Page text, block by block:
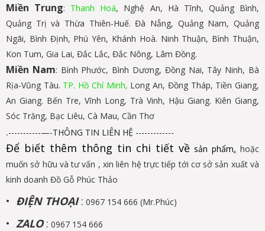
Miền Trung: Thanh Hoá, Nghệ An, Hà Tĩnh, Quảng Bình,
Quảng Trị và Thừa Thiên-Huế. Đà Nẵng, Quảng Nam, Quảng
Ngãi, Bình Định, Phú Yên, Khánh Hoà. Ninh Thuận, Bình Thuận,
Kon Tum, Gia Lai, Đắc Lắc, Đắc Nông, Lâm Đồng.
Miền Nam: Bình Phước, Bình Dương, Đồng Nai, Tây Ninh, Bà
Rịa-Vũng Tàu. TP. Hồ Chí Minh, Long An, Đồng Tháp, Tiền Giang,
An Giang. Bến Tre, Vĩnh Long, Trà Vinh, Hậu Giang. Kiên Giang,
Sóc Trăng, Bạc Liêu, Cà Mau, Cần Thơ
.-----------—-THÔNG TIN LIÊN HỆ -------------
Để biết thêm thông tin chi tiết về sản phẩm, hoặc
muốn sở hữu và tư vấn , xin liên hệ trực tiếp tới cơ sở sản xuất và
kinh doanh Đồ Gỗ Phúc Thảo
• ĐIỆN THOẠI: 0967 154 666 (Mr.Phúc)
• ZALO: 0967 154 666